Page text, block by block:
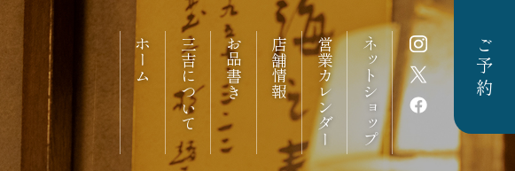
ホーム 三吉について お品書き 店舗情報 営業カレンダー ネットショップ ご予約